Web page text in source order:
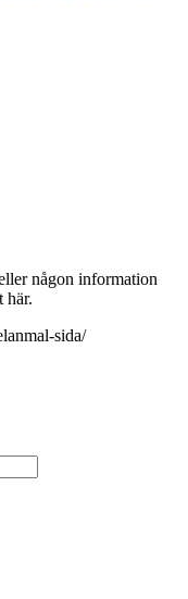
någon information
här.
sida/